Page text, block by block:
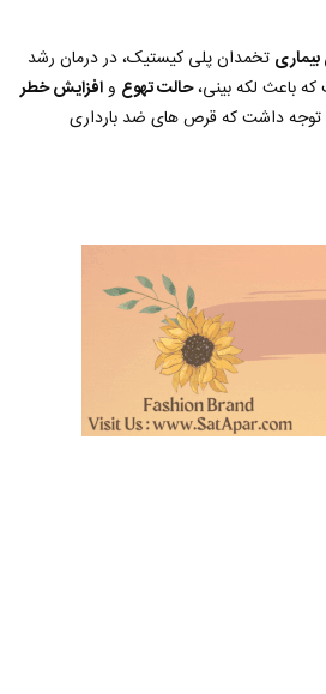
تخمدان پلی کیستیک، در درمان رشد
باعث لکه بینی،حالت تهوع وافزایش خطر
توجه داشت که قرص های ضد بارداری